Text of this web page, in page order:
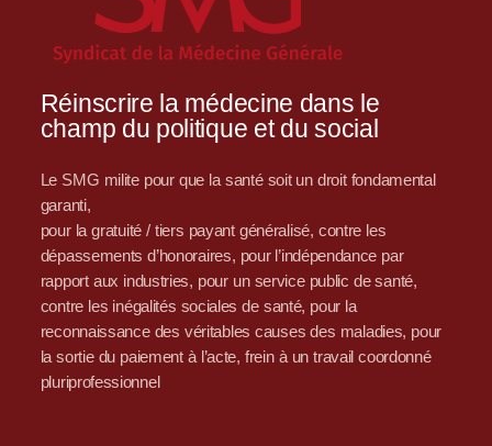
Réinscrire la médecine dans le
champ du politique et du social
Le SMG milite pour que la santé soit un droit fondamental
garanti,
pour la gratuité / tiers payant généralisé, contre les
dépassements d’honoraires, pour l’indépendance par
rapport aux industries, pour un service public de santé,
contre les inégalités sociales de santé, pour la
reconnaissance des véritables causes des maladies, pour
la sortie du paiement à l’acte, frein à un travail coordonné
pluriprofessionnel